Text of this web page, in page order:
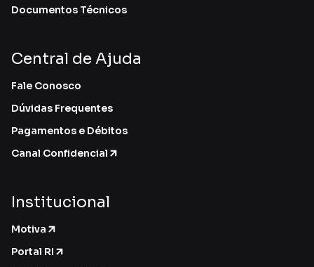
Documentos Técnicos
Central de Ajuda
Fale Conosco
Dúvidas Frequentes
Pagamentos e Débitos
Canal Confidencial
Institucional
Motiva
Portal RI